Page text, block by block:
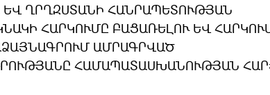
ՂՐՂԶՍՏԱՆԻ ՀԱՆՐԱՊԵՏՈՒԹՅԱՆ
ՀԱՐԿՈՒՄԸ ԲԱՑԱՌԵԼՈՒ ԵՎ
ԱՄՐԱԳՐՎԱԾ
ՀԱՄԱՊԱՏԱՍԽԱՆՈՒԹՅԱՆ